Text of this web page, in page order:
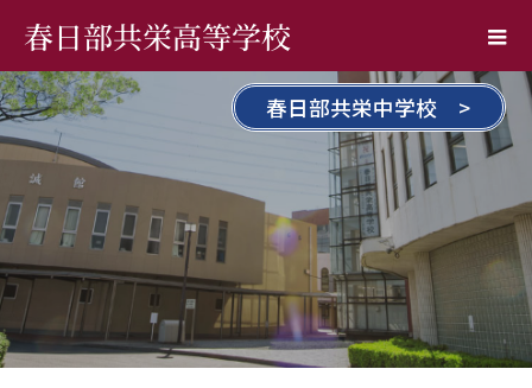
春日部共栄高等学校
春日部共栄中学校 >